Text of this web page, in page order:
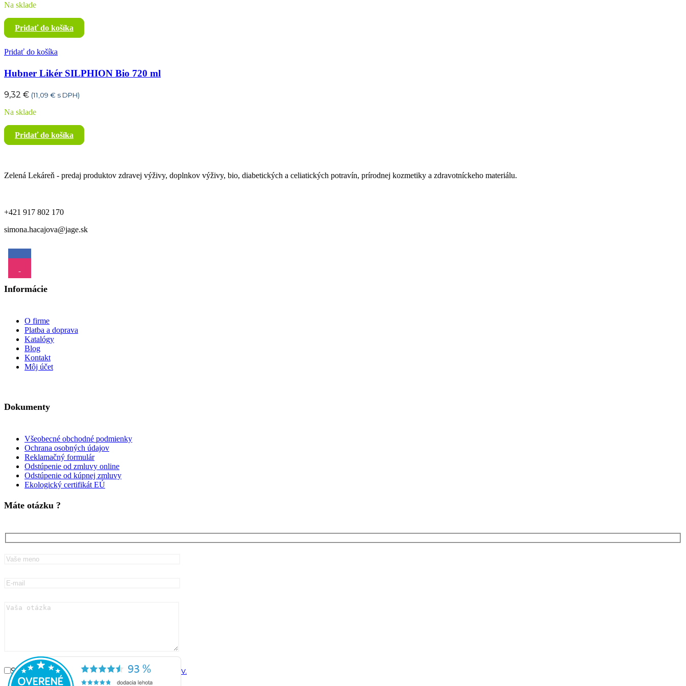
Na sklade
Pridať do košíka
Pridať do košíka
Hubner Likér SILPHION Bio 720 ml
9,32 € (11,09 € s DPH)
Na sklade
Pridať do košíka
Zelená Lekáreň - predaj produktov zdravej výživy, doplnkov výživy, bio, diabetických a celiatických potravín, prírodnej kozmetiky a zdravotníckeho materiálu.
+421 917 802 170
simona.hacajova@jage.sk
Informácie
O firme
Platba a doprava
Katalógy
Blog
Kontakt
Môj účet
Dokumenty
Všeobecné obchodné podmienky
Ochrana osobných údajov
Reklamačný formulár
Odstúpenie od zmluvy online
Odstúpenie od kúpnej zmluvy
Ekologický certifikát EÚ
Máte otázku ?
Súhlasím sospracovaním osobných údajov.